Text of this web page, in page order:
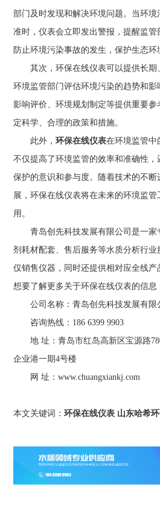
部门及时发现和解决环境问题。当环
准时，仪表会立即发出警报，提醒监
防止环境污染事故的发生，保护生态环
其次，环保在线仪表可以提供长期
环境监管部门评估环境污染的趋势和
影响评价、环境规划制定等提供重要参
定科学、合理的政策和措施。
此外，环保在线仪表在环境监管中
不仅提高了环境监管的效率和准确性
保护的意识和参与度。随着技术的不
展，环保在线仪表将在未来的环境监
用。
青岛创先科技发展有限公司是一家
剂耗材配套、售后服务等水质分析行
仅销售仪器，同时还提供相对应全线产
想要了解更多关于环保在线仪表的信息
公司名称：青岛创先科技发展有限
咨询热线：186 6399 9903
地 址：青岛市红岛高新区宝源路
企业港一期4号楼
网 址：www.chuangxiankj.com
本文关键词：环保在线仪表 山东哈希